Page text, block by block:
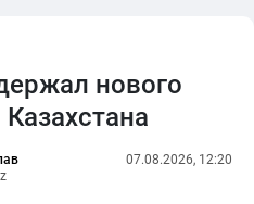
нового
07.08.2026, 12:20